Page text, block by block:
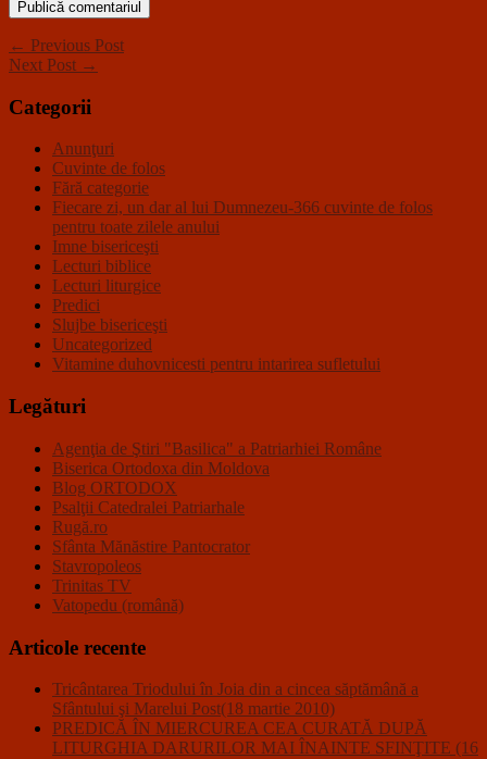
← Previous Post
Next Post →
Categorii
Anunţuri
Cuvinte de folos
Fără categorie
Fiecare zi, un dar al lui Dumnezeu-366 cuvinte de folos
pentru toate zilele anului
Imne bisericeşti
Lecturi biblice
Lecturi liturgice
Predici
Slujbe bisericeşti
Uncategorized
Vitamine duhovnicesti pentru intarirea sufletului
Legături
Agenţia de Ştiri "Basilica" a Patriarhiei Române
Biserica Ortodoxa din Moldova
Blog ORTODOX
Psalţii Catedralei Patriarhale
Rugă.ro
Sfânta Mănăstire Pantocrator
Stavropoleos
Trinitas TV
Vatopedu (română)
Articole recente
Tricântarea Triodului în Joia din a cincea săptămână a
Sfântului şi Marelui Post(18 martie 2010)
PREDICĂ ÎN MIERCUREA CEA CURATĂ DUPĂ
LITURGHIA DARURILOR MAI ÎNAINTE SFINŢITE (16